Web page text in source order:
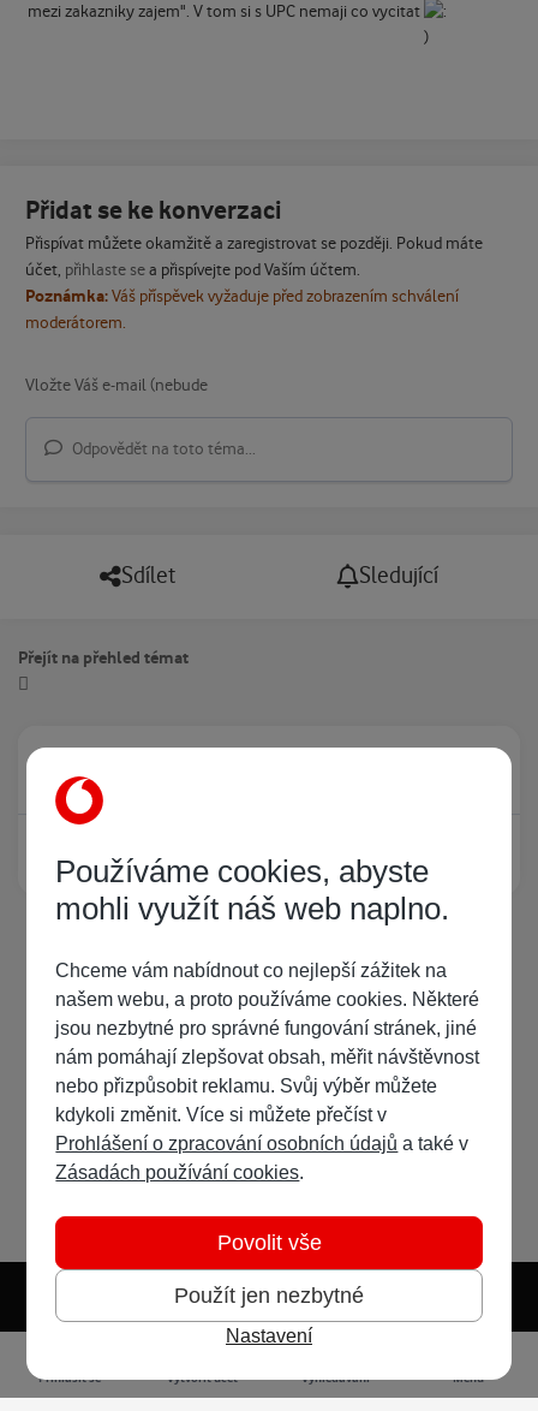
mezi zakazniky zajem". V tom si s UPC nemaji co vycitat
Přidat se ke konverzaci
Přispívat můžete okamžitě a zaregistrovat se později. Pokud máte
účet, přihlaste sea přispívejte pod Vaším účtem.
Poznámka:Váš příspěvek vyžaduje před zobrazením schválení
moderátorem.
Odpovědět na toto téma...
Sdílet Sledující
Přejít na přehled témat
Žádný registrovaný uživatel si neprohlíží tuto stránku
Světlý režim Předvolba systému
Přihlásit se Vytvořit účet Vyhledávání Menu
Používáme cookies, abyste
mohli využít náš web naplno.
Chceme vám nabídnout co nejlepší zážitek na
našem webu, a proto používáme cookies. Některé
jsou nezbytné pro správné fungování stránek, jiné
nám pomáhají zlepšovat obsah, měřit návštěvnost
nebo přizpůsobit reklamu. Svůj výběr můžete
kdykoli změnit. Více si můžete přečíst v
Prohlášení o zpracování osobních údajů a také v
Zásadách používání cookies.
Použít jen nezbytné
Povolit vše
Nastavení